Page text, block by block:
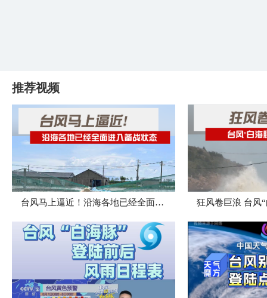
推荐视频
台风马上逼近！沿海各地已经全面进入备战状态